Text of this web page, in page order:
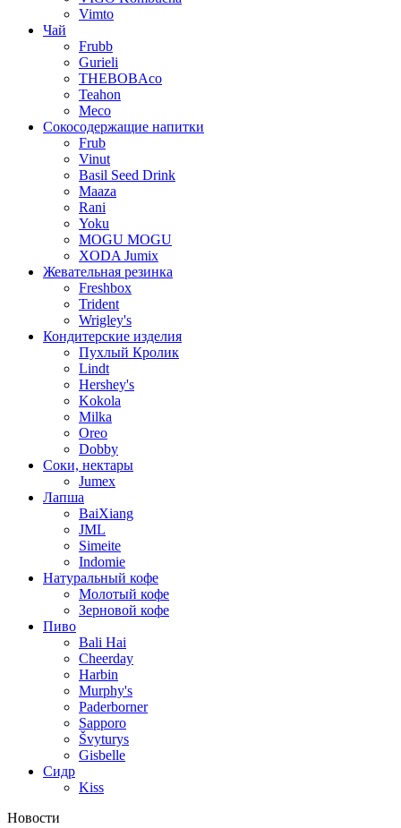
Vimto
Чай
Frubb
Gurieli
THEBOBAco
Teahon
Meco
Сокосодержащие напитки
Frub
Vinut
Basil Seed Drink
Maaza
Rani
Yoku
MOGU MOGU
XODA Jumix
Жевательная резинка
Freshbox
Trident
Wrigley's
Кондитерские изделия
Пухлый Кролик
Lindt
Hershey's
Kokola
Milka
Oreo
Dobby
Соки, нектары
Jumex
Лапша
BaiXiang
JML
Simeite
Indomie
Натуральный кофе
Молотый кофе
Зерновой кофе
Пиво
Bali Hai
Cheerday
Harbin
Murphy's
Paderborner
Sapporo
Švyturys
Gisbelle
Сидр
Kiss
Новости